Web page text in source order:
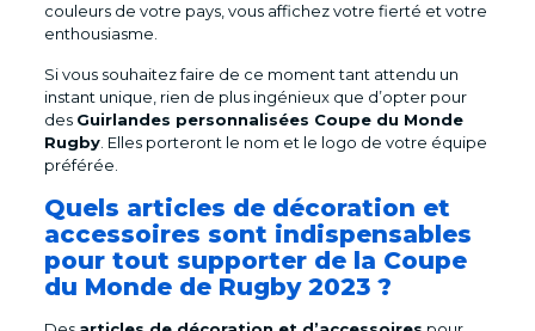
couleurs de votre pays, vous affichez votre fierté et votre
enthousiasme.
Si vous souhaitez faire de ce moment tant attendu un
instant unique, rien de plus ingénieux que d’opter pour
des Guirlandes personnalisées Coupe du Monde
Rugby. Elles porteront le nom et le logo de votre équipe
préférée.
Quels articles de décoration et
accessoires sont indispensables
pour tout supporter de la Coupe
du Monde de Rugby 2023 ?